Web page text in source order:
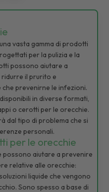
vasta gamma di prodotti
per la pulizia e la
possono aiutare a
ridurre il prurito e
prevenirne le infezioni.
in diverse formati,
o cerotti per le orecchie.
dal tipo di problema che si
personali.
per le orecchie
possono aiutare a prevenire
relative alle orecchie:
liquide che vengono
Sono spesso a base di